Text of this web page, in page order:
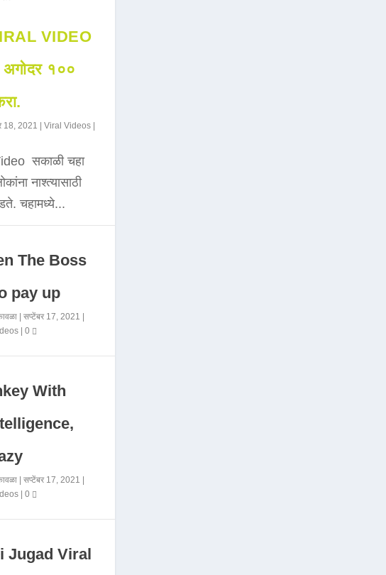
VIDEO
अगोदर १००
18, 2021 Viral Videos|
सकाळी चहा
नाश्त्यासाठी
चहामध्ये...
The Boss
pay up
| सप्टेंबर 17, 2021
| 0
With
| सप्टेंबर 17, 2021
| 0
Jugad Viral